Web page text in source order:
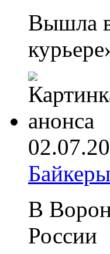
Вышла
В
России